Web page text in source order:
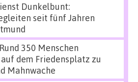
Dunkelbunt:
seit fünf Jahren
Rund 350 Menschen
dem Friedensplatz zu
Mahnwache